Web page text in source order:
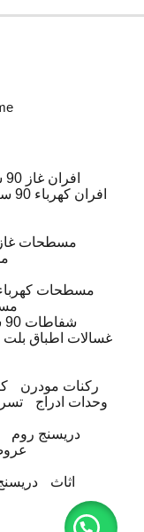
افران غاز 90 سم
افران كهرباء 90 سم
مسطحات غاز 60 سم
مسطحات كهرباء 60
شفاطات 90 سم
غسالات اطباق بلت
ركنات مودرن
وحدات ادراج
دريسنج روم
اثاث